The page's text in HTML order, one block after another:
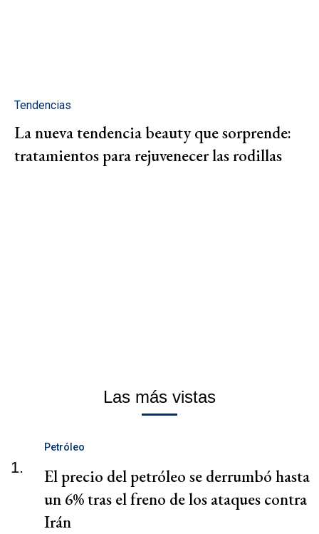
Tendencias
La nueva tendencia beauty que sorprende:
tratamientos para rejuvenecer las rodillas
Las más vistas
1.
Petróleo
El precio del petróleo se derrumbó hasta
un 6% tras el freno de los ataques contra
Irán